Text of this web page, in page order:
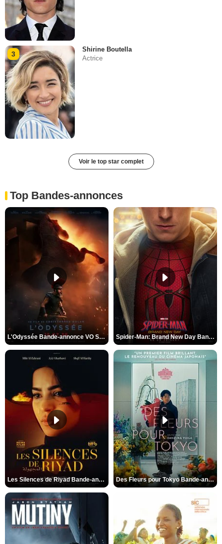
3
Shirine Boutella
Actrice
Voir le top star complet
Top Bandes-annonces
L'Odyssée Bande-annonce VO STFR Spider-Man: Brand New Day Bande-annonce VO STFR
Les Silences de Riyad Bande-annonce VO STFR Des Fleurs pour Tokyo Bande-annonce VO STFR